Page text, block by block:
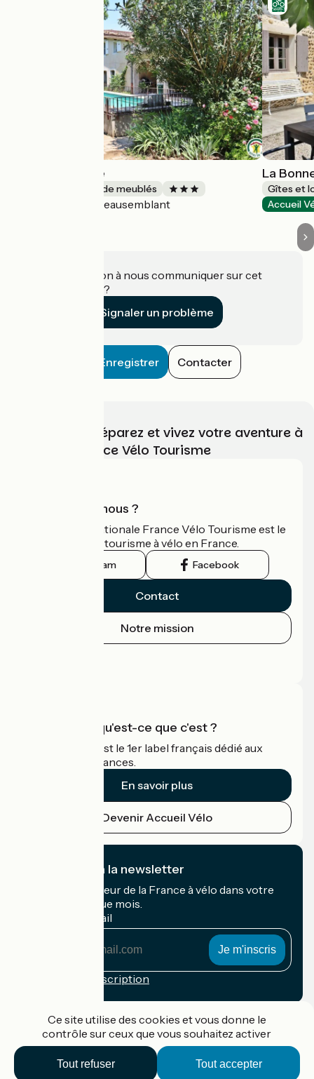
Lumière d'étoile
Gîtes et locations de meublés
Beausemblant
La
Gîtes et
Accueil
Une information à nous communiquer sur cet
établissement ?
Signaler un problème
Enregistrer Contacter
Choisissez, préparez et vivez votre aventure à
vélo avec France Vélo Tourisme
Qui sommes-nous ?
L'association nationale France Vélo Tourisme est le
guide officiel du tourisme à vélo en France.
Instagram Facebook
Contact
Notre mission
Accueil Vélo qu'est-ce que c'est ?
Accueil Vélo c'est le 1er label français dédié aux
cyclistes en vacances.
En savoir plus
Devenir Accueil Vélo
Je m'abonne à la newsletter
Recevez le meilleur de la France à vélo dans votre
boîte mail chaque mois.
Mon adresse mail
Conditions d'inscription
Accueil Vélo Pro
Ce site utilise des cookies et vous donne le
contrôle sur ceux que vous souhaitez activer
Tout accepter
Tout refuser